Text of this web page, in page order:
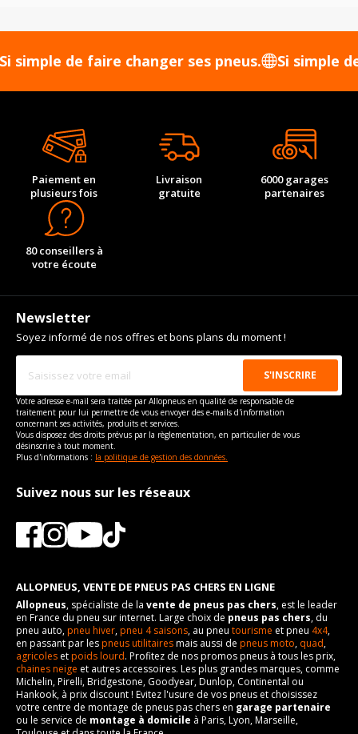
de faire changer ses pneus. Si simple de
Paiement en
plusieurs fois
Livraison
gratuite
6000 garages
partenaires
80 conseillers à
votre écoute
Newsletter
Soyez informé de nos offres et bons plans du moment !
Votre adresse e-mail sera traitée par Allopneus en qualité de responsable de
traitement pour lui permettre de vous envoyer des e-mails d'information
concernant ses activités, produits et services.
Vous disposez des droits prévus par la règlementation, en particulier de vous
désinscrire à tout moment.
Plus d'informations : la politique de gestion des données.
Suivez nous sur les réseaux
ALLOPNEUS, VENTE DE PNEUS PAS CHERS EN LIGNE
Allopneus, spécialiste de la vente de pneus pas chers, est le leader
en France du pneu sur internet. Large choix de pneus pas chers, du
pneu auto,pneu hiver,pneu 4 saisons, au pneu tourisme et pneu 4x4,
en passant par lespneus utilitairesmais aussi de pneus moto, quad,
agricoles etpoids lourd. Profitez de nos promos pneus à tous les prix,
chaines neige et autres accessoires. Les plus grandes marques, comme
Michelin, Pirelli, Bridgestone, Goodyear, Dunlop, Continental ou
Hankook, à prix discount ! Evitez l'usure de vos pneus et choisissez
votre centre de montage de pneus pas chers en garage partenaire
ou le service de montage à domicile à Paris, Lyon, Marseille,